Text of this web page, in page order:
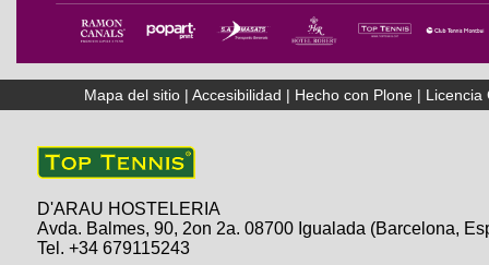
Mapa del sitio |Accesibilidad | Hecho con Plone | Licencia
D'ARAU HOSTELERIA
Avda. Balmes, 90, 2on 2a. 08700 Igualada (Barcelona,
Tel. +34 679115243